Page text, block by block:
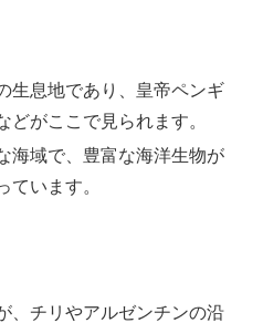
生息地であり、皇帝ペンギ
どがここで見られます。
海域で、豊富な海洋生物が
ています。
、チリやアルゼンチンの沿